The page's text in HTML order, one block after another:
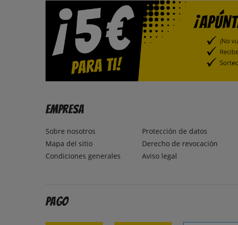
Empresa
Sobre nosotros
Mapa del sitio
Condiciones generales
Protección de datos
Derecho de revocación
Aviso legal
Pago